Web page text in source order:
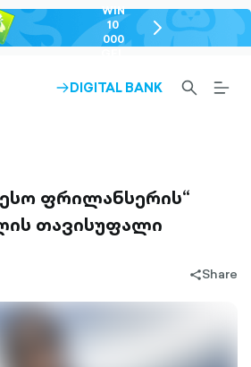
WIN
10
000
chevron-
right-
ARROW-
DIGITAL BANK
SEARCH-
OUTLINED
ფრილანსერის“
თავისუფალი
share-
Share